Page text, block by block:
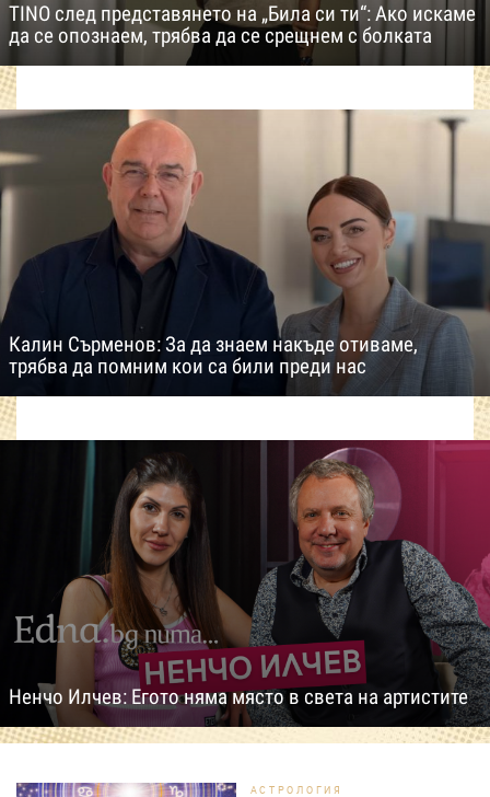
TINO след представянето на „Била си ти“: Ако искаме
да се опознаем, трябва да се срещнем с болката
Калин Сърменов: За да знаем накъде отиваме,
трябва да помним кои са били преди нас
Ненчо Илчев: Егото няма място в света на артистите
АСТРОЛОГИЯ